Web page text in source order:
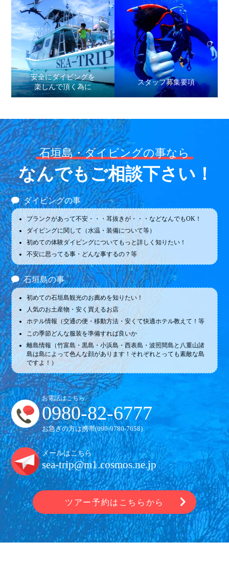
安全にダイビングを
楽しんで頂く為に
スタッフ募集要項
石垣島・ダイビングの事なら
なんでもご相談下さい！
ダイビングの事
ブランクがあって不安・・・耳抜きが・・・などなんでもOK！
ダイビングに関して（水温・装備について等）
初めての体験ダイビングについてもっと詳しく知りたい！
不安に思ってる事・どんな事するの？等
石垣島の事
初めての石垣島観光のお薦めを知りたい！
人気のお土産物・安く買えるお店
ホテル情報（交通の便・移動方法・安くて快適ホテル教えて！等
この季節どんな服装を準備すれば良いか
離島情報（竹富島・黒島・小浜島・西表島・波照間島と八重山諸
島は島によって色んな顔があります！それぞれとっても素敵な島
ですよ！）
お電話はこちら
0980-82-6777
お急ぎの方は携帯(090-9780-7658)
メールはこちら
sea-trip@m1.cosmos.ne.jp
ツアー予約はこちらから